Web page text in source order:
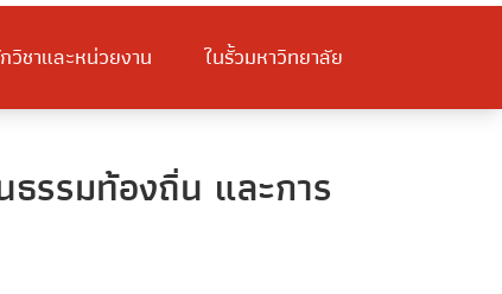
วิชาและหน่วยงาน ในรั้วมหาวิทยาลัย
รรมท้องถิ่น และการ